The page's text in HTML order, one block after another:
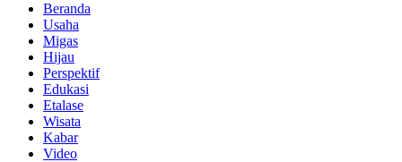
Beranda
Usaha
Migas
Hijau
Perspektif
Edukasi
Etalase
Wisata
Kabar
Video